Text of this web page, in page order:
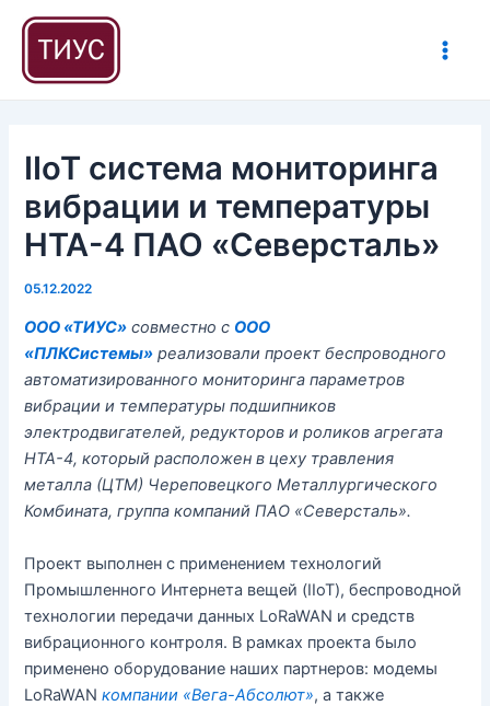
Перейти
содержимому
IIoT система мониторинга
вибрации и температуры
НТА-4 ПАО «Северсталь»
05.12.2022
ООО «ТИУС» совместно с ООО
«ПЛКСистемы» реализовали проект беспроводного
автоматизированного мониторинга параметров
вибрации и температуры подшипников
электродвигателей, редукторов и роликов агрегата
НТА-4, который расположен в цеху травления
металла (ЦТМ) Череповецкого Металлургического
Комбината, группа компаний ПАО «Северсталь».
Проект выполнен с применением технологий
Промышленного Интернета вещей (IIoT), беспроводной
технологии передачи данных LoRaWAN и средств
вибрационного контроля. В рамках проекта было
применено оборудование наших партнеров: модемы
LoRaWANкомпании «Вега-Абсолют», а также
Навигация
записям